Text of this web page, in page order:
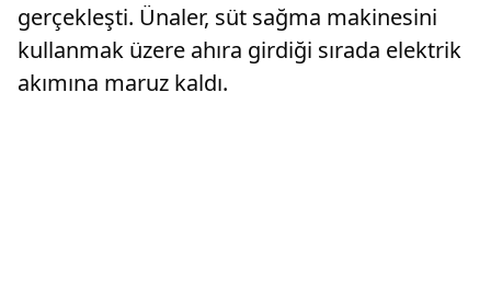
gerçekleşti. Ünaler, süt sağma makinesini
kullanmak üzere ahıra girdiği sırada elektrik
akımına maruz kaldı.